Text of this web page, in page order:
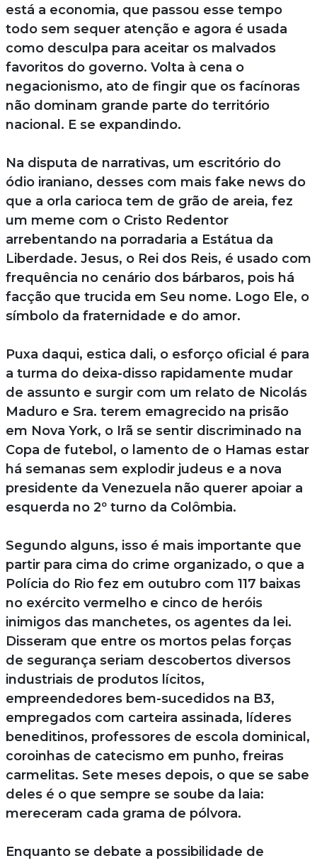
está a economia, que passou esse tempo
todo sem sequer atenção e agora é usada
como desculpa para aceitar os malvados
favoritos do governo. Volta à cena o
negacionismo, ato de fingir que os facínoras
não dominam grande parte do território
nacional. E se expandindo.
Na disputa de narrativas, um escritório do
ódio iraniano, desses com mais fake news do
que a orla carioca tem de grão de areia, fez
um meme com o Cristo Redentor
arrebentando na porradaria a Estátua da
Liberdade. Jesus, o Rei dos Reis, é usado com
frequência no cenário dos bárbaros, pois há
facção que trucida em Seu nome. Logo Ele, o
símbolo da fraternidade e do amor.
Puxa daqui, estica dali, o esforço oficial é para
a turma do deixa-disso rapidamente mudar
de assunto e surgir com um relato de Nicolás
Maduro e Sra. terem emagrecido na prisão
em Nova York, o Irã se sentir discriminado na
Copa de futebol, o lamento de o Hamas estar
há semanas sem explodir judeus e a nova
presidente da Venezuela não querer apoiar a
esquerda no 2º turno da Colômbia.
Segundo alguns, isso é mais importante que
partir para cima do crime organizado, o que a
Polícia do Rio fez em outubro com 117 baixas
no exército vermelho e cinco de heróis
inimigos das manchetes, os agentes da lei.
Disseram que entre os mortos pelas forças
de segurança seriam descobertos diversos
industriais de produtos lícitos,
empreendedores bem-sucedidos na B3,
empregados com carteira assinada, líderes
beneditinos, professores de escola dominical,
coroinhas de catecismo em punho, freiras
carmelitas. Sete meses depois, o que se sabe
deles é o que sempre se soube da laia:
mereceram cada grama de pólvora.
Enquanto se debate a possibilidade de